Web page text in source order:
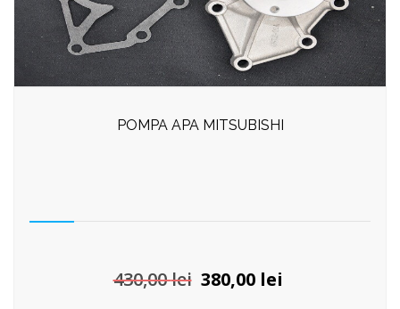
POMPA APA MITSUBISHI
430,00lei Prețul
380,00 lei